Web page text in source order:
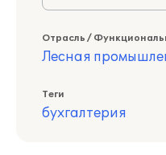
Отрасль /
Лесная
Теги
бухгалтерия